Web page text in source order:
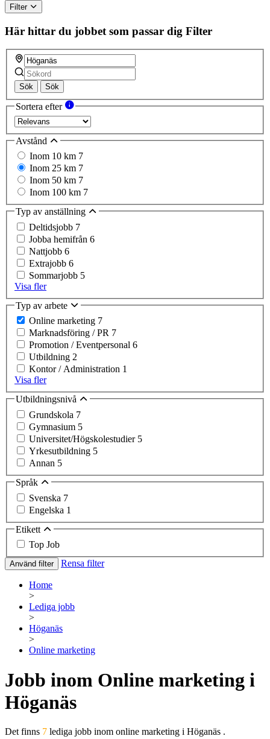
Filter
Här hittar du jobbet som passar dig Filter
Sök Sök
Sortera efter
Avstånd
Inom 10 km 7
Inom 25 km 7
Inom 50 km 7
Inom 100 km 7
Typ av anställning
Deltidsjobb 7
Jobba hemifrån 6
Nattjobb 6
Extrajobb 6
Sommarjobb 5
Visa fler
Typ av arbete
Online marketing 7
Marknadsföring / PR 7
Promotion / Eventpersonal 6
Utbildning 2
Kontor / Administration 1
Visa fler
Utbildningsnivå
Grundskola 7
Gymnasium 5
Universitet/Högskolestudier 5
Yrkesutbildning 5
Annan 5
Språk
Svenska 7
Engelska 1
Etikett
Top Job
Använd filter Rensa filter
Home
>
Lediga jobb
>
Höganäs
>
Online marketing
Jobb inom Online marketing i
Höganäs
Det finns 7 lediga jobb inom online marketing i Höganäs .